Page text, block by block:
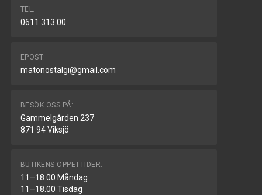
TEL.
0611 313 00
EPOST:
matonostalgi@gmail.com
BESÖK OSS PÅ:
Gammelgården 237
871 94 Viksjö
BUTIKENS ÖPPETTIDER:
11–18.00 Måndag
11–18.00 Tisdag